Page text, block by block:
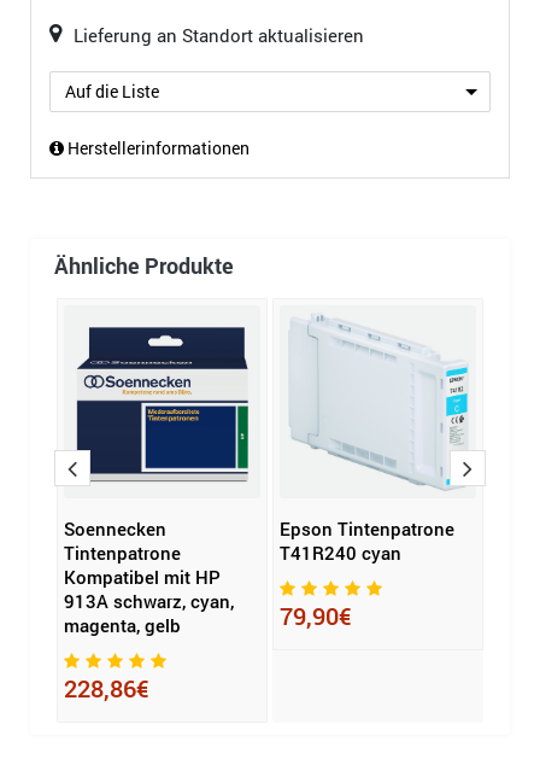
Lieferung an Standort aktualisieren
Auf die Liste
Herstellerinformationen
Ähnliche Produkte
Soennecken
Tintenpatrone
Kompatibel mit HP
913A schwarz, cyan,
magenta, gelb
228,86€
Epson Tintenpatrone
T41R240 cyan
79,90€